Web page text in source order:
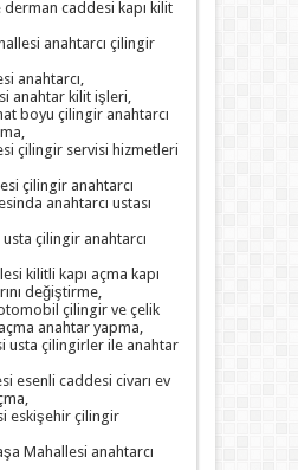
derman caddesi kapı kilit
anahtarcı çilingir
anahtarcı,
anahtar kilit işleri,
boyu çilingir anahtarcı
çilingir servisi hizmetleri
çilingir anahtarcı
anahtarcı ustası
çilingir anahtarcı
kilitli kapı açma kapı
değiştirme,
çilingir ve çelik
anahtar yapma,
usta çilingirler ile anahtar
esenli caddesi civarı ev
eskişehir çilingir
Mahallesi anahtarcı